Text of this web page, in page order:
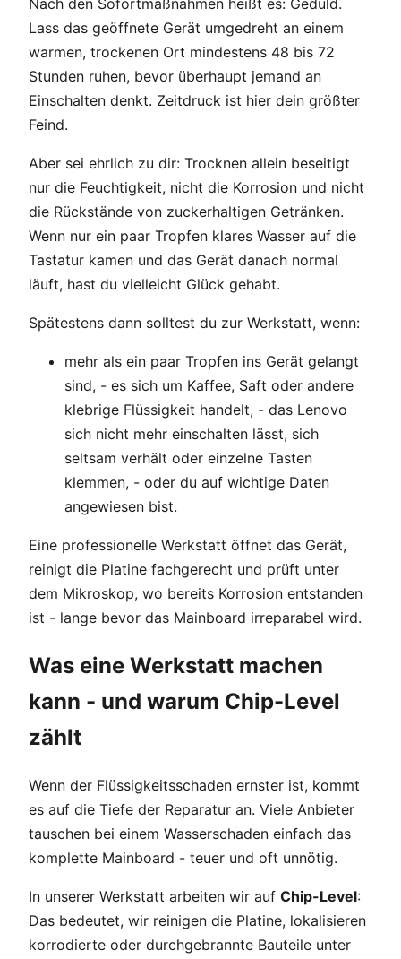
Nach den Sofortmaßnahmen heißt es: Geduld.
Lass das geöffnete Gerät umgedreht an einem
warmen, trockenen Ort mindestens 48 bis 72
Stunden ruhen, bevor überhaupt jemand an
Einschalten denkt. Zeitdruck ist hier dein größter
Feind.
Aber sei ehrlich zu dir: Trocknen allein beseitigt
nur die Feuchtigkeit, nicht die Korrosion und nicht
die Rückstände von zuckerhaltigen Getränken.
Wenn nur ein paar Tropfen klares Wasser auf die
Tastatur kamen und das Gerät danach normal
läuft, hast du vielleicht Glück gehabt.
Spätestens dann solltest du zur Werkstatt, wenn:
mehr als ein paar Tropfen ins Gerät gelangt
sind, - es sich um Kaffee, Saft oder andere
klebrige Flüssigkeit handelt, - das Lenovo
sich nicht mehr einschalten lässt, sich
seltsam verhält oder einzelne Tasten
klemmen, - oder du auf wichtige Daten
angewiesen bist.
Eine professionelle Werkstatt öffnet das Gerät,
reinigt die Platine fachgerecht und prüft unter
dem Mikroskop, wo bereits Korrosion entstanden
ist - lange bevor das Mainboard irreparabel wird.
Was eine Werkstatt machen
kann - und warum Chip-Level
zählt
Wenn der Flüssigkeitsschaden ernster ist, kommt
es auf die Tiefe der Reparatur an. Viele Anbieter
tauschen bei einem Wasserschaden einfach das
komplette Mainboard - teuer und oft unnötig.
In unserer Werkstatt arbeiten wir auf Chip-Level:
Das bedeutet, wir reinigen die Platine, lokalisieren
korrodierte oder durchgebrannte Bauteile unter